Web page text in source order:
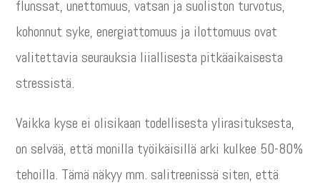
flunssat, unettomuus, vatsan ja suoliston turvotus,
kohonnut syke, energiattomuus ja ilottomuus ovat
valitettavia seurauksia liiallisesta pitkäaikaisesta
stressistä.
Vaikka kyse ei olisikaan todellisesta ylirasituksesta,
on selvää, että monilla työikäisillä arki kulkee 50-80%
tehoilla. Tämä näkyy mm. salitreenissä siten, että